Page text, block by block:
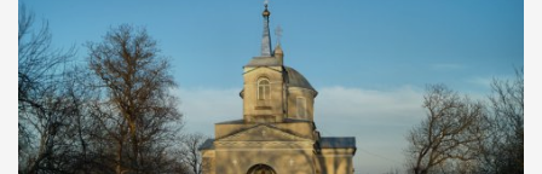
збереглися, написані кирилицею, церковнослов’янською
мовою. За всіма традиційними ознаками – цвинтар
український. Хрести датуються 19 століттям. У 1924-1940
роках Болган […]